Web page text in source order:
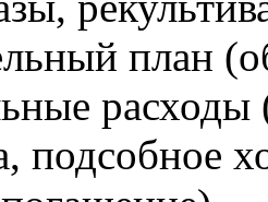
план
подсобное